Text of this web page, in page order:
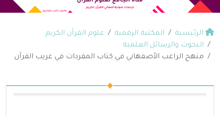
الرئيسية المكتبة الرقمية
علوم القرآن الكريم
البحوث والرسائل العلمية
منهج الراغب الأصفهاني في كتاب المفردات في غريب القرآن